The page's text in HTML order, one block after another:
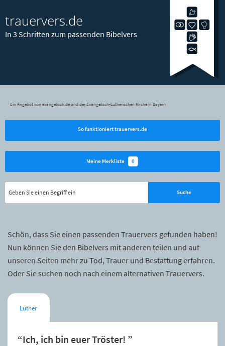
trauervers.de
In 3 Schritten zum passenden Bibelvers
Ein Angebot von evangelisch.de und der Evangelisch-Lutherischen Kirche in Bayern
So funktioniert trauervers.de
Meine Merkliste 0
Schön, dass Sie einen passenden Trauervers gefunden haben!
Nun können Sie den Bibelvers mit anderen teilen und auf
unseren Seiten mehr zu Tod, Trauer und Bestattung erfahren.
Oder Sie suchen noch nach einem alternativen Trauervers.
Luther
“Ich, ich bin euer Tröster! ”